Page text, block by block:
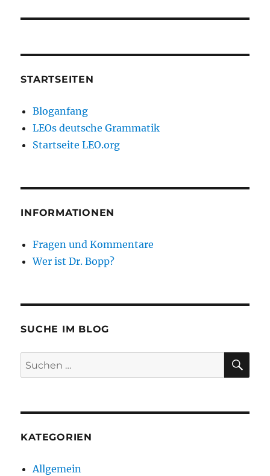
STARTSEITEN
Bloganfang
LEOs deutsche Grammatik
Startseite LEO.org
INFORMATIONEN
Fragen und Kommentare
Wer ist Dr. Bopp?
SUCHE IM BLOG
Suchen
nach:
KATEGORIEN
Allgemein